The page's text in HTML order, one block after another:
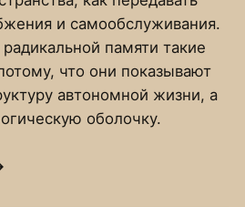
и самообслуживания.
памяти такие
что они показывают
автономной жизни, а
оболочку.